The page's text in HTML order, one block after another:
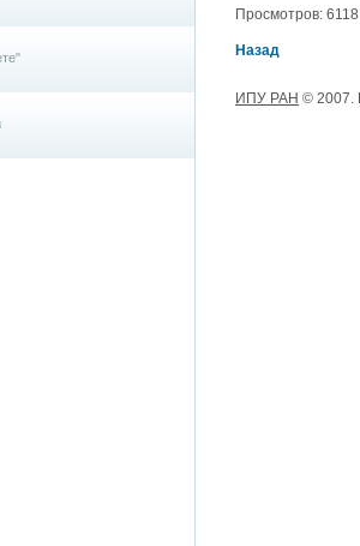
Просмотров:
Назад
ИПУ РАН © 2007.